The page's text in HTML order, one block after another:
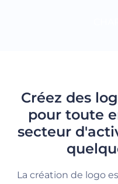
Créez des
pour toute
secteur
La création de logo